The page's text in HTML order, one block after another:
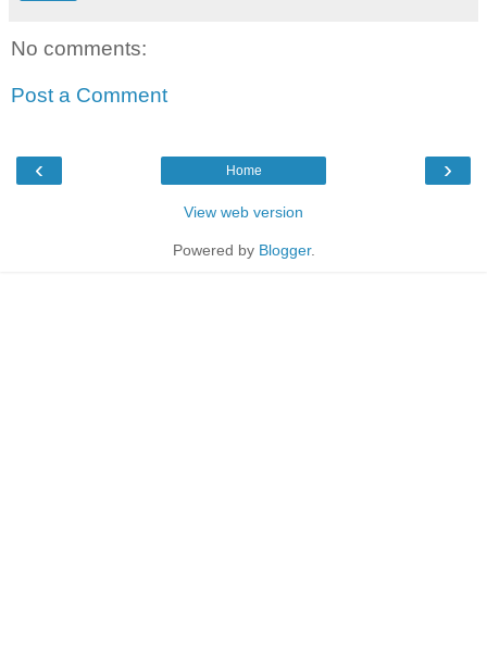
No comments:
Post a Comment
‹ ›
Home
View web version
Powered by Blogger.